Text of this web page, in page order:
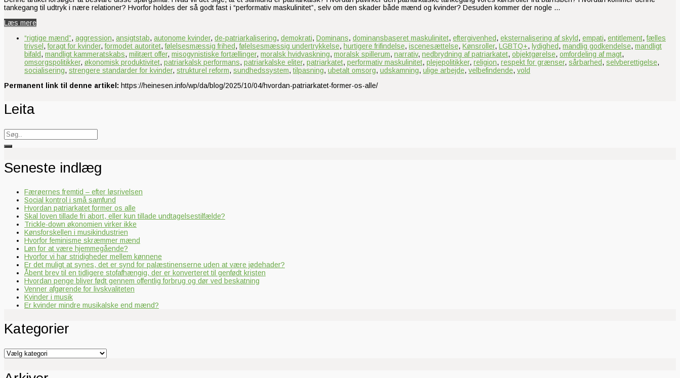
tankegang til udtryk i nære relationer? Hvorfor holdes der så godt fast i “performativ maskulinitet”, selv om den skader både mænd og kvinder? Desuden kommer der nogle …
Læs mere
“rigtige mænd”, aggression, ansigtstab, autonome kvinder, de‑patriarkalisering, demokrati, Dominans, dominansbaseret maskulinitet, eftergivenhed, eksternalisering af skyld, empati, entitlement,fælles
trivsel ,foragt for kvinder,formodet autoritet,følelsesmæssig frihed,følelsesmæssig undertrykkelse, hurtigere frifindelse, iscenesættelse, Kønsroller, LGBTQ+, lydighed, mandlig godkendelse, mandligt
bifald, mandligt kammeratskabs, militært offer, misogynistiske fortællinger, moralsk hvidvaskning, moralsk spillerum, narrativ, nedbrydning af patriarkatet, objektgørelse, omfordeling af magt,
omsorgspolitikker, økonomisk produktivitet, patriarkalsk performans, patriarkalske eliter, patriarkatet, performativ maskulinitet, plejepolitikker, religion, respekt for grænser, sårbarhed, selvberettigelse,
socialisering, strengere standarder for kvinder, strukturel reform, sundhedssystem, tilpasning, ubetalt omsorg, udskamning, ulige arbejde, velbefindende, vold
Permanent link til denne artikel: https://heinesen.info/wp/da/blog/2025/10/04/hvordan-patriarkatet-former-os-alle/
Leita
Search
for:
Seneste indlæg
Færøernes fremtid – efter løsrivelsen
Social kontrol i små samfund
Hvordan patriarkatet former os alle
Skal loven tillade fri abort, eller kun tillade undtagelsestilfælde?
Trickle-down økonomien virker ikke
Kønsforskellen i musikindustrien
Hvorfor feminisme skræmmer mænd
Løn for at være hjemmegående?
Hvorfor vi har stridigheder mellem kønnene
Er det muligt at synes, det er synd for palæstinenserne uden at være jødehader?
Åbent brev til en tidligere stofafhængig, der er konverteret til genfødt kristen
Hvordan penge bliver født gennem offentlig forbrug og dør ved beskatning
Venner afgørende for livskvaliteten
Kvinder i musik
Er kvinder mindre musikalske end mænd?
Kategorier
Kategorier